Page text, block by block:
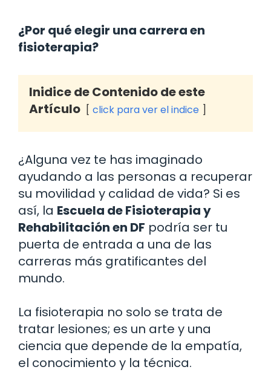
¿Por qué elegir una carrera en
fisioterapia?
Inidice de Contenido de este
Artículo
click para ver el indice
¿Alguna vez te has imaginado
ayudando a las personas a recuperar
su movilidad y calidad de vida? Si es
así, la Escuela de Fisioterapia y
Rehabilitación en DF podría ser tu
puerta de entrada a una de las
carreras más gratificantes del
mundo.
La fisioterapia no solo se trata de
tratar lesiones; es un arte y una
ciencia que depende de la empatía,
el conocimiento y la técnica.